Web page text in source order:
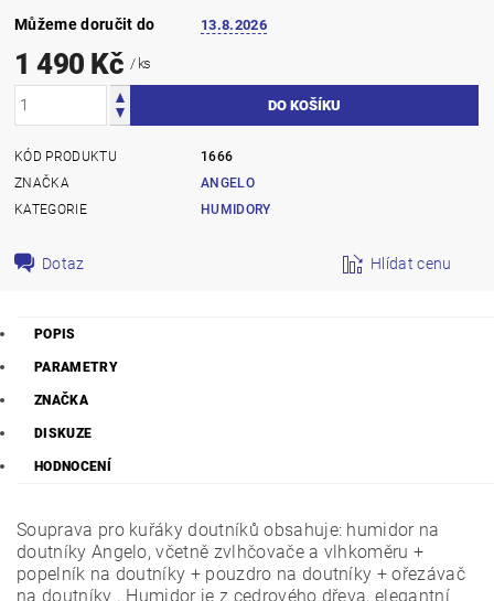
Můžeme doručit do
13.8.2026
1 490 Kč / ks
KÓD PRODUKTU
1666
ZNAČKA
ANGELO
KATEGORIE
HUMIDORY
Dotaz Hlídat cenu
POPIS
PARAMETRY
ZNAČKA
DISKUZE
HODNOCENÍ
Souprava pro kuřáky doutníků obsahuje: humidor na
doutníky Angelo, včetně zvlhčovače a vlhkoměru +
popelník na doutníky + pouzdro na doutníky + ořezávač
na doutníky . Humidor je z cedrového dřeva, elegantní